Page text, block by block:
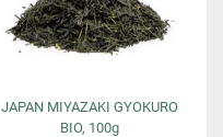
JAPAN MIYAZAKI GYOKURO
BIO, 100g